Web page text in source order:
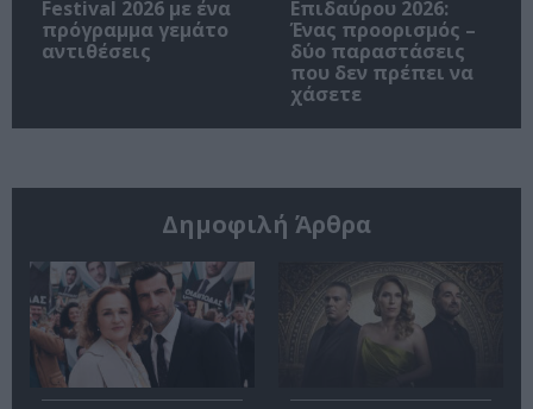
Festival 2026 με ένα
πρόγραμμα γεμάτο
αντιθέσεις
Επιδαύρου 2026:
Ένας προορισμός –
δύο παραστάσεις
που δεν πρέπει να
χάσετε
Δημοφιλή Άρθρα